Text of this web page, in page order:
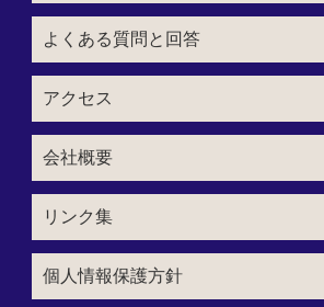
よくある質問と回答
アクセス
会社概要
リンク集
個人情報保護方針